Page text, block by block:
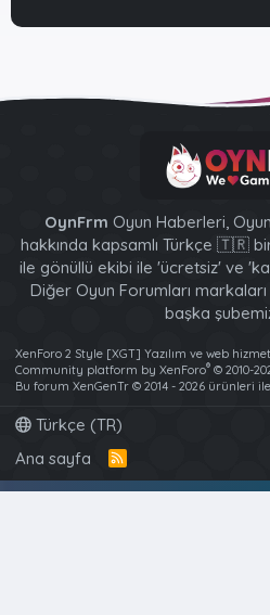
OynFrm Oyun Haberleri,
hakkında kapsamlı Türkçe 🇹🇷
ile gönüllü ekibi ile 'ücretsiz' ve
Diğer Oyun Forumları
başka
XenForo 2 Style [XGT] Yazılım ve web
Community platform by XenForo® © 2010-
Bu forum XenGenTr © 2014 - 2026 ürünleri
Türkçe (TR)
Ana sayfa
S